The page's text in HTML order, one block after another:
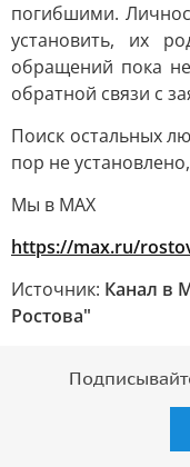
погибшими.
установить, их
обращений пока не
обратной связи с
Поиск остальных
пор не
Мы в MAX
https://max.ru/
Источник: Канал в
Ростова"